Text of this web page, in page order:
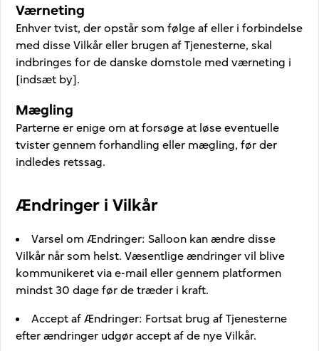
Værneting
Enhver tvist, der opstår som følge af eller i forbindelse
med disse Vilkår eller brugen af Tjenesterne, skal
indbringes for de danske domstole med værneting i
[indsæt by].
Mægling
Parterne er enige om at forsøge at løse eventuelle
tvister gennem forhandling eller mægling, før der
indledes retssag.
Ændringer i Vilkår
Varsel om Ændringer:Salloon kan ændre disse
Vilkår når som helst. Væsentlige ændringer vil blive
kommunikeret via e-mail eller gennem platformen
mindst 30 dage før de træder i kraft.
Accept af Ændringer: Fortsat brug af Tjenesterne
efter ændringer udgør accept af de nye Vilkår.